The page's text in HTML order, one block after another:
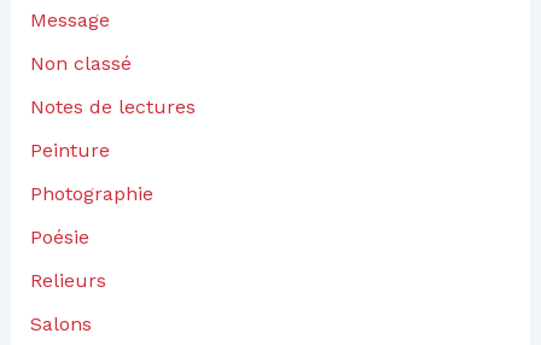
Message
Non classé
Notes de lectures
Peinture
Photographie
Poésie
Relieurs
Salons